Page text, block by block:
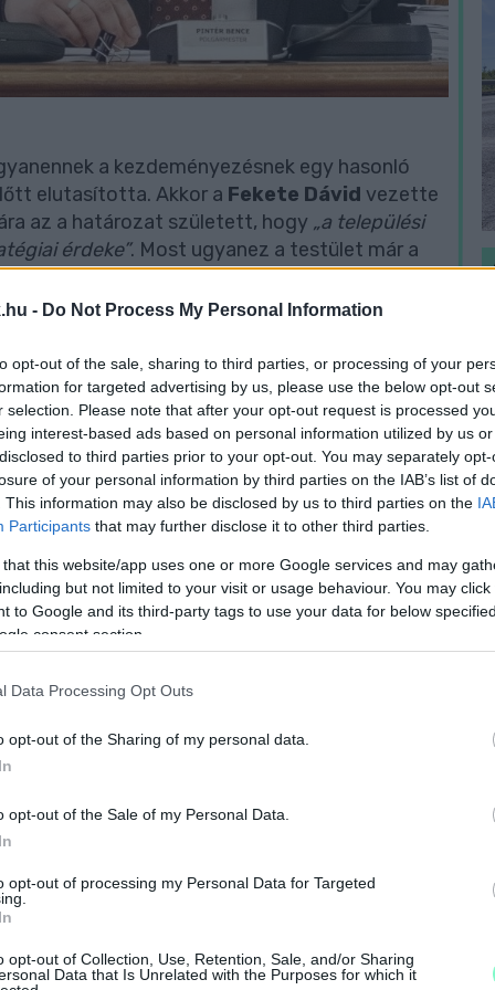
- Do Not Process My Personal Information
opt-out of the sale, sharing to third parties, or processing of your
for targeted advertising by us, please use the below opt-out
selection. Please note that after your opt-out request is processed
interest-based ads based on personal information utilized by us
to third parties prior to your opt-out. You may separately
of your personal information by third parties on the IAB’s list of
This information may also be disclosed by us to third parties on the
Participants that may further disclose it to other third parties.
that this website/app uses one or more Google services and may
but not limited to your visit or usage behaviour. You may
to Google and its third-party tags to use your data for below
consent section.
Data Processing Opt Outs
opt-out of the Sharing of my personal data.
opt-out of the Sale of my Personal Data.
opt-out of processing my Personal Data for Targeted
opt-out of Collection, Use, Retention, Sale, and/or Sharing
Data that Is Unrelated with the Purposes for which it
a kezdeményezésnek egy hasonló
elutasította. Akkor a Fekete Dávid vezette
az a határozat született, hogy „a települési
érdeke”. Most ugyanez a testület már a
veszélyezteti a helyi közszolgáltatások
adóra, nem biztosít megfelelő jogorvoslatot,
átlátható. A polgármester úgy fogalmazott:
a várostól idén összesen 13 milliárd
hozzájárulás címén.
hozzájárulás a helyi iparűzési
ki, mára azonban eléri a 40 százalékot.
nőttek, az infláció meghaladta a 65
szűkült. Pintér Bence szerint ennek
2 milliárd forinttal kevesebb forrás jut
ellátásra és fejlesztésekre.
túlzottan a helyi iparűzési adóra épül,
többletfeladatait és kiadásait. A
pénzügyi autonómia elvét,
is rögzít.
pontból állt, amelyek közül végül az első ötöt
az a javaslat, amely visszavonta volna a
a szolidaritási hozzájárulást, illetve
határozatokat. A felterjesztés érdemi